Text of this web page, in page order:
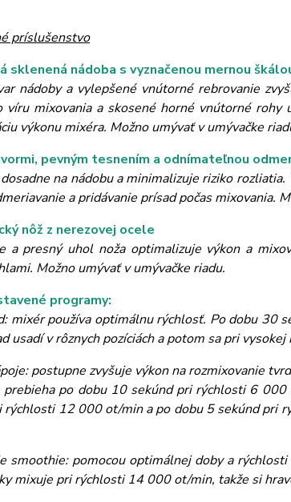
príslušenstvo
sklenená nádoba s vyznačenou mernou
nádoby a vylepšené vnútorné rebrovanie
víru mixovania a skosené horné vnútorné
výkonu mixéra. Možno umývať v umývačke
pevným tesnením a odnímateľnou
na nádobu a minimalizuje riziko
a pridávanie prísad počas mixovania.
nôž z nerezovej ocele
a presný uhol noža optimalizuje výkon a
Možno umývať v umývačke riadu.
programy:
mixér používa optimálnu rýchlosť. Po dobu 30
usadí v rôznych pozíciách a potom sa pri
postupne zvyšuje výkon na rozmixovanie
prebieha po dobu 10 sekúnd pri rýchlosti 6
rýchlosti 12 000 ot/min a po dobu 5 sekúnd pri
smoothie: pomocou optimálnej doby a
mixuje pri rýchlosti 14 000 ot/min, takže si